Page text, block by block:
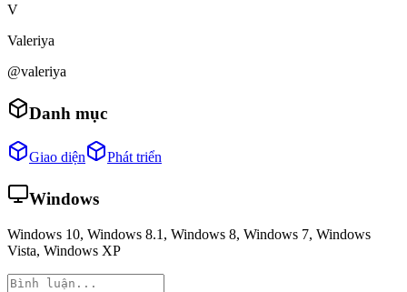
V
Valeriya
@valeriya
Danh mục
Giao diện Phát triển
Windows
Windows 10, Windows 8.1, Windows 8, Windows 7, Windows
Vista, Windows XP